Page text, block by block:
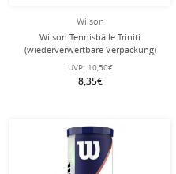
Wilson
Wilson Tennisbälle Triniti
(wiederverwertbare Verpackung)
Dose 4er
UVP: 10,50€
8,35€